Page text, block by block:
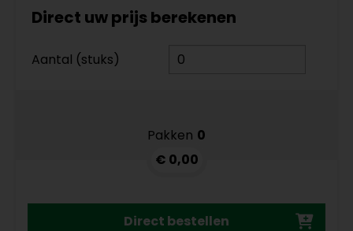
Direct uw prijs berekenen
Aantal (stuks)
Pakken 0
€ 0,00
Direct bestellen